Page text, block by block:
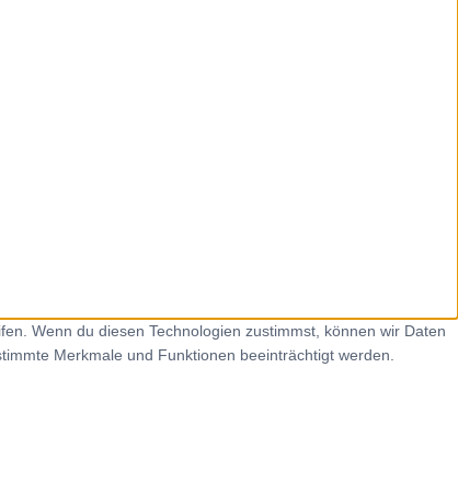
Wenn du diesen Technologien zustimmst, können wir Daten
Merkmale und Funktionen beeinträchtigt werden.